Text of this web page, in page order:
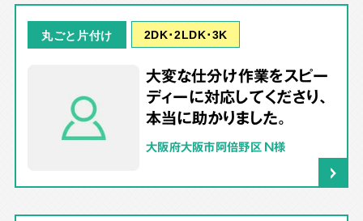
丸ごと片付け 2DK･2LDK･3K
大変な仕分け作業をスピー
ディーに対応してくださり、
本当に助かりました。
大阪府大阪市阿倍野区 N様